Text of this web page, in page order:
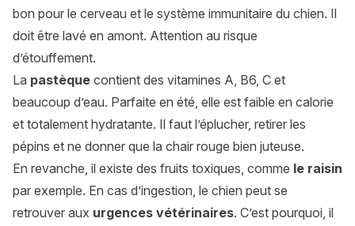
bon pour le cerveau et le système immunitaire du chien. Il
doit être lavé en amont. Attention au risque
d’étouffement.
La pastèque contient des vitamines A, B6, C et
beaucoup d’eau. Parfaite en été, elle est faible en calorie
et totalement hydratante. Il faut l’éplucher, retirer les
pépins et ne donner que la chair rouge bien juteuse.
En revanche, il existe des fruits toxiques, comme le raisin
par exemple. En cas d’ingestion, le chien peut se
retrouver aux urgences vétérinaires. C’est pourquoi, il